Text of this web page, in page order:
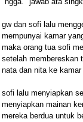
gw dan sofi lalu
mempunyai kamar
maka orang tua sofi
setelah membereskan
nata dan nita ke kamar
sofi lalu menyiapkan
menyiapkan mainan
mereka berdua untuk